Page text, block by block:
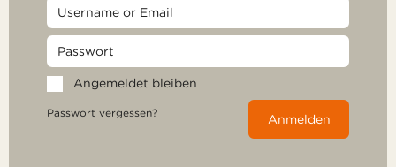
Angemeldet bleiben
Passwort vergessen? Anmelden